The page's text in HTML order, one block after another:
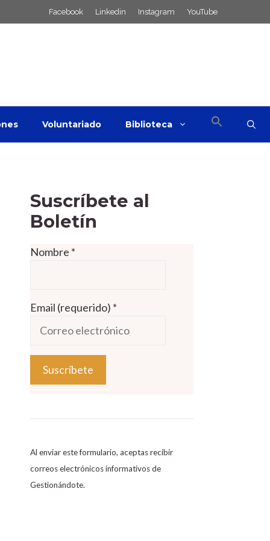
Facebook Linkedin Instagram YouTube
Voluntariado Biblioteca
Suscríbete al
Boletín
Nombre *
Email (requerido) *
o
s
t
a
Al enviar este formulario, aceptas recibir
correos electrónicos informativos de
Gestionándote.